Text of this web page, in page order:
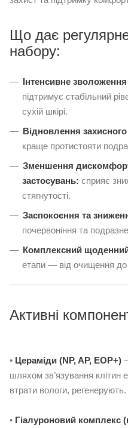
Що дає
набору:
Інтенсивне
підтримує стабільний
сухій шкірі.
Відновлення захисного
краще протистояти
Зменшення
застосувань: сприяє
стягнутості.
Заспокоєння та
почервоніння та
Комплексний
етапи — від очищення до
Активні
• Цераміди (NP, AP, EOP+)
шляхом зв’язування клітин
втрати вологи, регенерують.
• Гіалуроновий комплекс